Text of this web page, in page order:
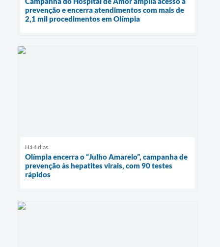
prevenção e encerra atendimentos com mais de
2,1 mil procedimentos em Olímpia
Há 4 dias
Olímpia encerra o “Julho Amarelo”, campanha de
prevenção às hepatites virais, com 90 testes
rápidos